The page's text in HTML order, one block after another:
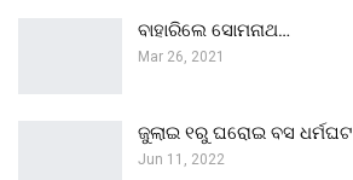
ବାହାରିଲେ ସୋମନାଥ…
Mar 26, 2021
ଜୁଲାଇ ୧ରୁ ଘରୋଇ ବସ ଧର୍ମଘଟ
Jun 11, 2022